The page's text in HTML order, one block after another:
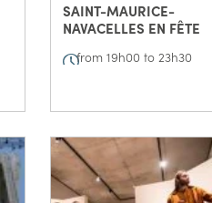
SAINT-MAURICE-
NAVACELLES EN FÊTE
from 19h00 to 23h30